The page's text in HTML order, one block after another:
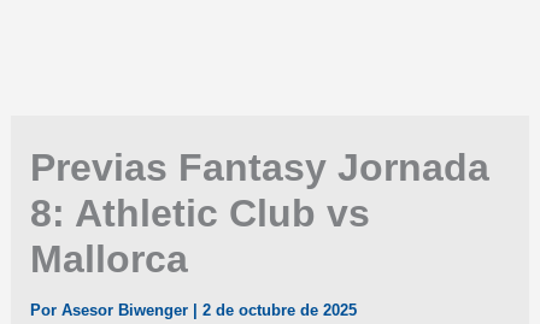
Previas Fantasy Jornada
8: Athletic Club vs
Mallorca
Por Asesor Biwenger 2 de octubre de 2025